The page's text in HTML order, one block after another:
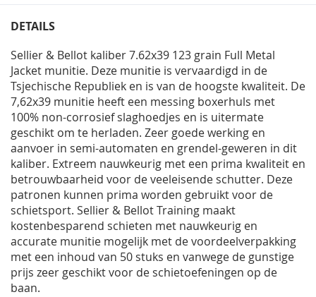
DETAILS
Sellier & Bellot kaliber 7.62x39 123 grain Full Metal
Jacket munitie. Deze munitie is vervaardigd in de
Tsjechische Republiek en is van de hoogste kwaliteit. De
7,62x39 munitie heeft een messing boxerhuls met
100% non-corrosief slaghoedjes en is uitermate
geschikt om te herladen. Zeer goede werking en
aanvoer in semi-automaten en grendel-geweren in dit
kaliber. Extreem nauwkeurig met een prima kwaliteit en
betrouwbaarheid voor de veeleisende schutter. Deze
patronen kunnen prima worden gebruikt voor de
schietsport. Sellier & Bellot Training maakt
kostenbesparend schieten met nauwkeurig en
accurate munitie mogelijk met de voordeelverpakking
met een inhoud van 50 stuks en vanwege de gunstige
prijs zeer geschikt voor de schietoefeningen op de
baan.